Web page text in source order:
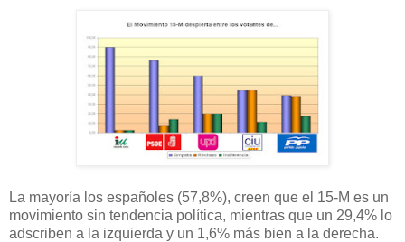
La mayoría los españoles (57,8%), creen que el 15-M es un
movimiento sin tendencia política, mientras que un 29,4% lo
adscriben a la izquierda y un 1,6% más bien a la derecha.